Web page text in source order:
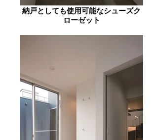
納戸としても使用可能なシューズク
ローゼット